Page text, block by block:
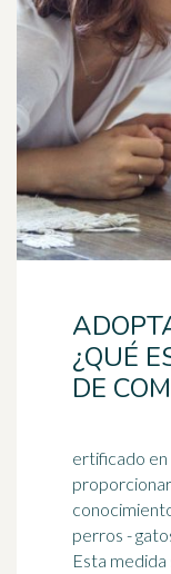
¿QUÉ
DE
ertificado en este
Esta